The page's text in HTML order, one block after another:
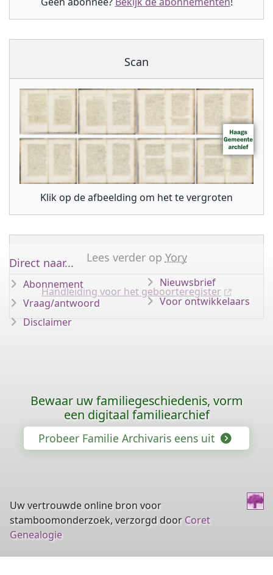
Scan
Klik op de afbeelding om het te vergroten
Lees verder op Yory
Handleiding voor het geboorteregister
Direct naar...
Abonnement
Vraag/antwoord
Disclaimer
Nieuwsbrief
Voor ontwikkelaars
Bewaar uw familiegeschiedenis, vorm
een digitaal familiearchief
Probeer Familie Archivaris eens uit
Uw vertrouwde online bron voor
stamboomonderzoek, verzorgd door Coret
Genealogie